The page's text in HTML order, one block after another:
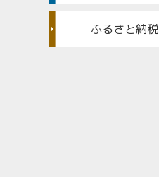
ふるさと納税